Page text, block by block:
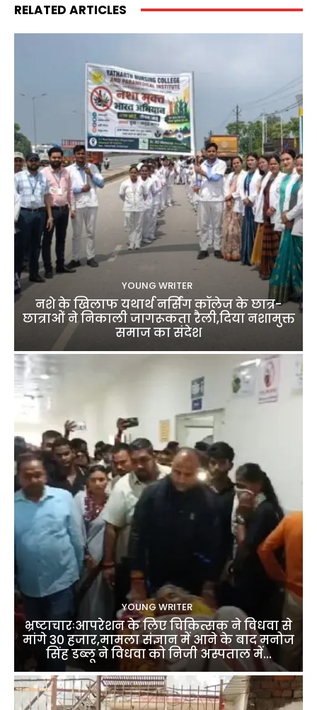
RELATED ARTICLES
YOUNG WRITER
नशे के खिलाफ यथार्थ नर्सिंग कॉलेज के छात्र-
छात्राओं ने निकाली जागरूकता रैली,दिया नशामुक्त
समाज का संदेश
YOUNG WRITER
भ्रष्टाचारःआपरेशन के लिए चिकित्सक ने विधवा से
मांगे 30 हजार,मामला संज्ञान में आने के बाद मनोज
सिंह डब्लू ने विधवा को निजी अस्पताल में...